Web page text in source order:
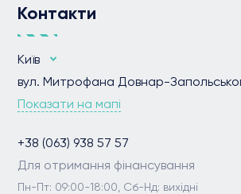
Контакти
Київ
вул. Митрофана Довнар-
Показати на мапі
+38 (063) 938 57 57
Для отримання фінансування
Пн-Пт: 09:00-18:00, Сб-Нд: вихідні